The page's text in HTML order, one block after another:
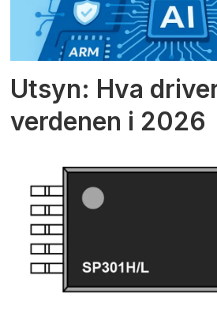
Utsyn: Hva
verdenen i 2026